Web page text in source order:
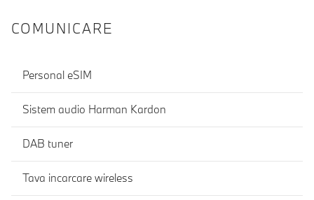
COMUNICARE
Personal eSIM
Sistem audio Harman Kardon
DAB tuner
Tava incarcare wireless